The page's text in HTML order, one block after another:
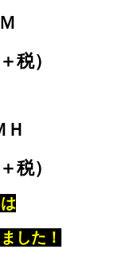
税）
税）
した！